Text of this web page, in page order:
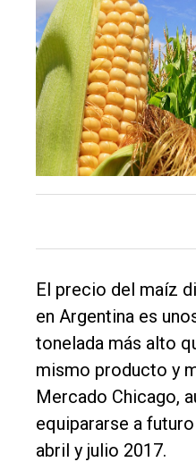
El
único
DIARIO
Balcarce
General
Política
Cultura
Entrevistas
Rural
El precio del maíz
en Argentina es
tonelada más alto
mismo producto y
Mercado Chicago,
equipararse a
abril y julio 2017.